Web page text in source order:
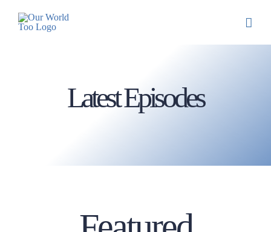
Latest Episodes